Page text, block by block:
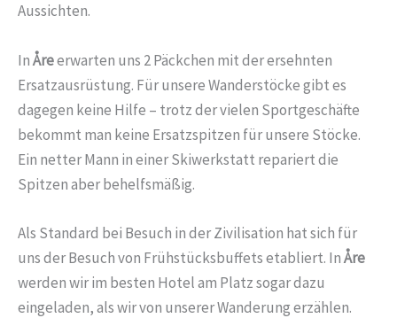
Aussichten.
InÅreerwarten uns 2 Päckchen mit der ersehnten
Ersatzausrüstung. Für unsere Wanderstöcke gibt es
dagegen keine Hilfe – trotz der vielen Sportgeschäfte
bekommt man keine Ersatzspitzen für unsere Stöcke.
Ein netter Mann in einer Skiwerkstatt repariert die
Spitzen aber behelfsmäßig.
Als Standard bei Besuch in der Zivilisation hat sich für
uns der Besuch von Frühstücksbuffets etabliert. InÅre
werden wir im besten Hotel am Platz sogar dazu
eingeladen, als wir von unserer Wanderung erzählen.